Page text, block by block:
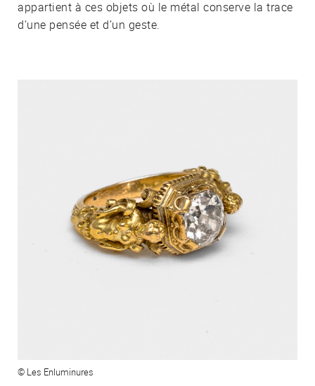
appartient à ces objets où le métal conserve la trace
d’une pensée et d’un geste.
© Les Enluminures